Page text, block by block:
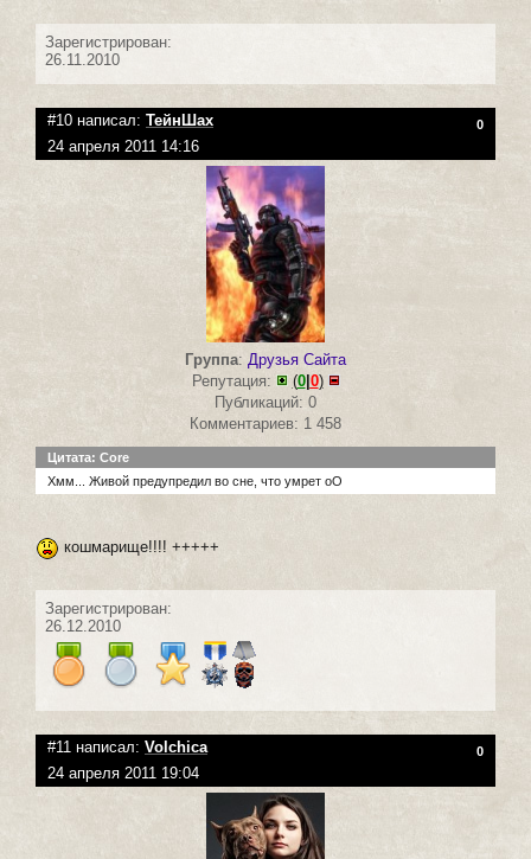
Зарегистрирован:
26.11.2010
#10 написал: ТейнШах 0
24 апреля 2011 14:16
Группа: Друзья Сайта
Репутация:
(0|0)
Публикаций: 0
Комментариев: 1 458
Цитата: Core
Хмм... Живой предупредил во сне, что умрет оО
кошмарище!!!! +++++
Зарегистрирован:
26.12.2010
#11 написал: Volchica 0
24 апреля 2011 19:04